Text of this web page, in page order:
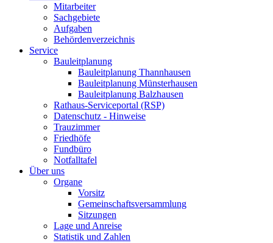
Mitarbeiter
Sachgebiete
Aufgaben
Behördenverzeichnis
Service
Bauleitplanung
Bauleitplanung Thannhausen
Bauleitplanung Münsterhausen
Bauleitplanung Balzhausen
Rathaus-Serviceportal (RSP)
Datenschutz - Hinweise
Trauzimmer
Friedhöfe
Fundbüro
Notfalltafel
Über uns
Organe
Vorsitz
Gemeinschaftsversammlung
Sitzungen
Lage und Anreise
Statistik und Zahlen